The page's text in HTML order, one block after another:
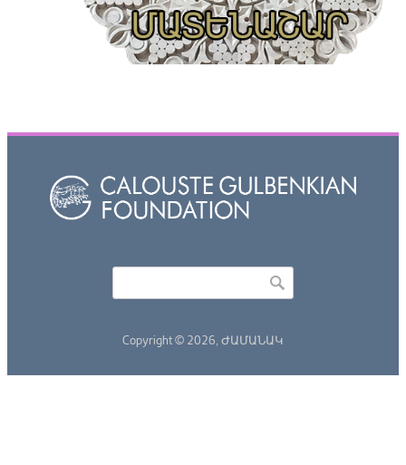
Copyright © 2026, ԺԱՄԱՆԱԿ